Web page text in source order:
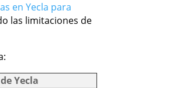
en Yecla para
las limitaciones de
Yecla